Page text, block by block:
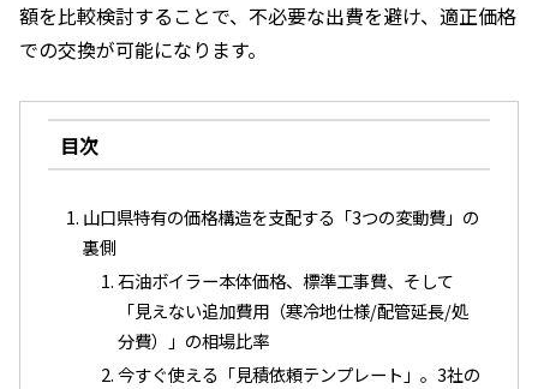
額を比較検討することで、不必要な出費を避け、適正価格
での交換が可能になります。
目次
山口県特有の価格構造を支配する「3つの変動費」の
裏側
石油ボイラー本体価格、標準工事費、そして
「見えない追加費用（寒冷地仕様/配管延長/処
分費）」の相場比率
今すぐ使える「見積依頼テンプレート」。3社の